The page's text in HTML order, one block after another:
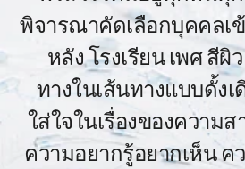
พิจารณาคัดเลือกบุคคลเ
หลัง โรงเรียน เพศ สีผิ
ทางในเส้นทางแบบดั้ง
ใส่ใจในเรื่องของความ
ความอยากรู้อยากเห็น